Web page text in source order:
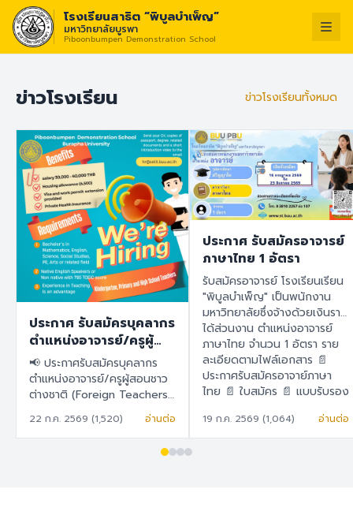
โรงเรียนสาธิต “พิบูลบำเพ็ญ”
มหาวิทยาลัยบูรพา
Piboonbumpen Demonstration School
ข่าวโรงเรียน ข่าวโรงเรียนทั้งหมด
ประกาศ รับสมัครบุคลากร
ตำแหน่งอาจารย์/ครูผู้
สอนชาวต่างชาติ
(Foreign Teachers)
📢 ประกาศรับสมัครบุคลากร
ตำแหน่งอาจารย์/ครูผู้สอนชาว
ต่างชาติ (Foreign Teachers)
โรงเรียนสาธิต "พิบูลบำเพ็ญ"
มหาวิทยาลัยบูรพา 🇹🇭 ภาษา
ไทย โรงเรียนสาธิต "พิบูล
22 ก.ค. 2569 (1,520) อ่านต่อ
ประกาศ รับสมัครอาจารย์
ภาษาไทย 1 อัตรา
รับสมัครอาจารย์ โรงเรียนเรียน
"พิบูลบำเพ็ญ" เป็นพนักงาน
มหาวิทยาลัยซึ่งจ้างด้วยเงินราย
ได้ส่วนงาน ตำแหน่งอาจารย์
ภาษาไทย จำนวน 1 อัตรา ราย
ละเอียดตามไฟล์เอกสาร 📄
ประกาศรับสมัครอาจาย์ภาษา
ไทย 📄 ใบสมัคร 📄 แบบรับรอง
19 ก.ค. 2569 (1,064) อ่านต่อ